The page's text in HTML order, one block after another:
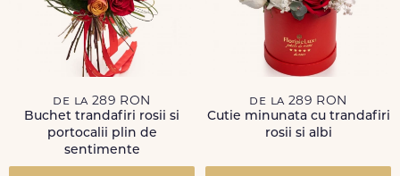
de la 289 RON
Buchet trandafiri rosii si
portocalii plin de
sentimente
de la 289 RON
Cutie minunata cu trandafiri
rosii si albi